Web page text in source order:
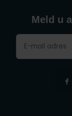
Meld u